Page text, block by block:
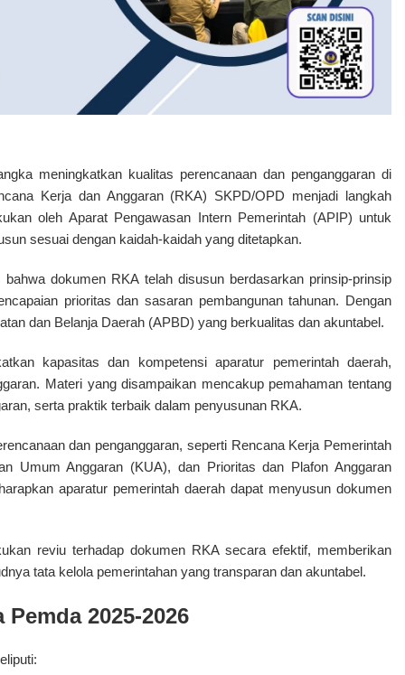
meningkatkan kualitas perencanaan dan penganggaran di
Kerja dan Anggaran (RKA) SKPD/OPD menjadi langkah
oleh Aparat Pengawasan Intern Pemerintah (APIP) untuk
sesuai dengan kaidah-kaidah yang ditetapkan.
dokumen RKA telah disusun berdasarkan prinsip-prinsip
prioritas dan sasaran pembangunan tahunan. Dengan
dan Belanja Daerah (APBD) yang berkualitas dan akuntabel.
kapasitas dan kompetensi aparatur pemerintah daerah,
Materi yang disampaikan mencakup pemahaman tentang
serta praktik terbaik dalam penyusunan RKA.
dan penganggaran, seperti Rencana Kerja Pemerintah
Umum Anggaran (KUA), dan Prioritas dan Plafon Anggaran
aparatur pemerintah daerah dapat menyusun dokumen
reviu terhadap dokumen RKA secara efektif, memberikan
tata kelola pemerintahan yang transparan dan akuntabel.
2025-2026